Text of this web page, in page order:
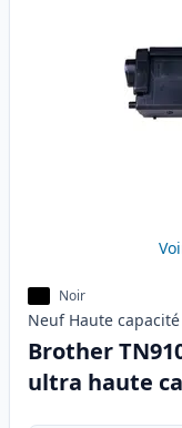
Noir
Neuf Haute capacité
Brother
ultra haute